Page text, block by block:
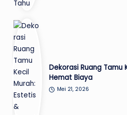
Dekorasi Ruang Tamu
Hemat Biaya
Mei 21, 2026